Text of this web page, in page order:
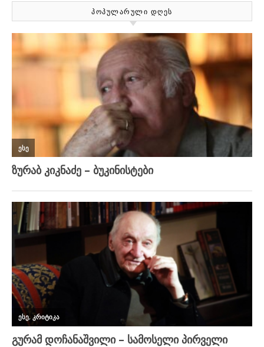
ᲞᲝᲞᲣᲚᲐᲠᲣᲚᲘ ᲓᲦᲔᲡ